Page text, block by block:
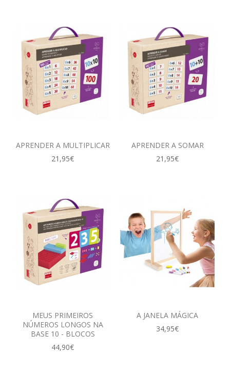
APRENDER A MULTIPLICAR
21,95€
APRENDER A SOMAR
21,95€
MEUS PRIMEIROS
NÚMEROS LONGOS NA
BASE 10 - BLOCOS‎
44,90€
A JANELA MÁGICA
34,95€